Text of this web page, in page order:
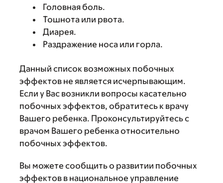
Головная боль.
Тошнота или рвота.
Диарея.
Раздражение носа или горла.
Данный список возможных побочных
эффектов не является исчерпывающим.
Если у Вас возникли вопросы касательно
побочных эффектов, обратитесь к врачу
Вашего ребенка. Проконсультируйтесь с
врачом Вашего ребенка относительно
побочных эффектов.
Вы можете сообщить о развитии побочных
эффектов в национальное управление